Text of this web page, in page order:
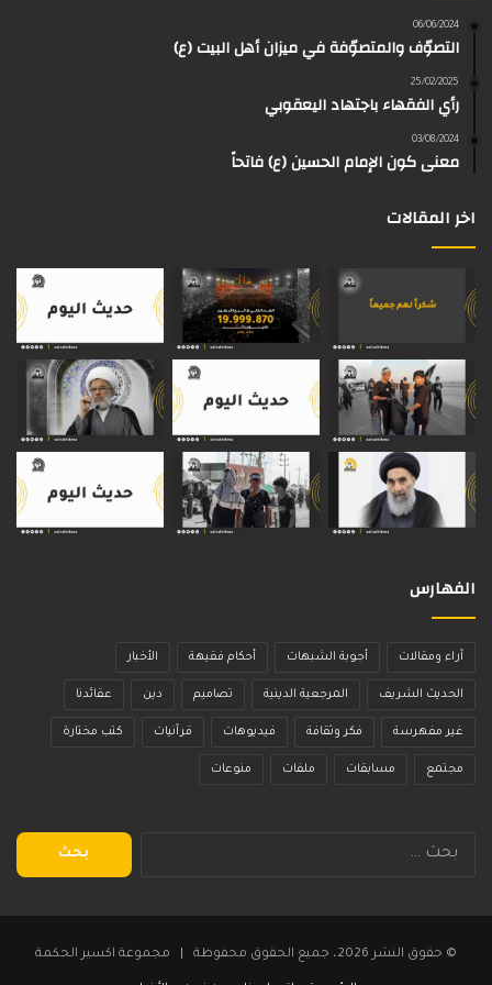
ب
م
06/06/2024
التصوّف والمتصوّفة في ميزان أهل البيت (ع)
25/02/2025
رأي الفقهاء باجتهاد اليعقوبي
03/08/2024
معنى كون الإمام الحسين (ع) فاتحاً
اخر المقالات
الفهارس
آراء ومقالات أجوبة الشبهات أحكام فقيهة الأخبار
الحديث الشريف المرجعية الدينية تصاميم دين عقائدنا
غير مفهرسة فكر وثقافة فيديوهات قرآنيات كتب مختارة
مجتمع مسابقات ملفات منوعات
البحث
© حقوق النشر 2026، جميع الحقوق محفوظة | مجموعة اكسير الحكمة